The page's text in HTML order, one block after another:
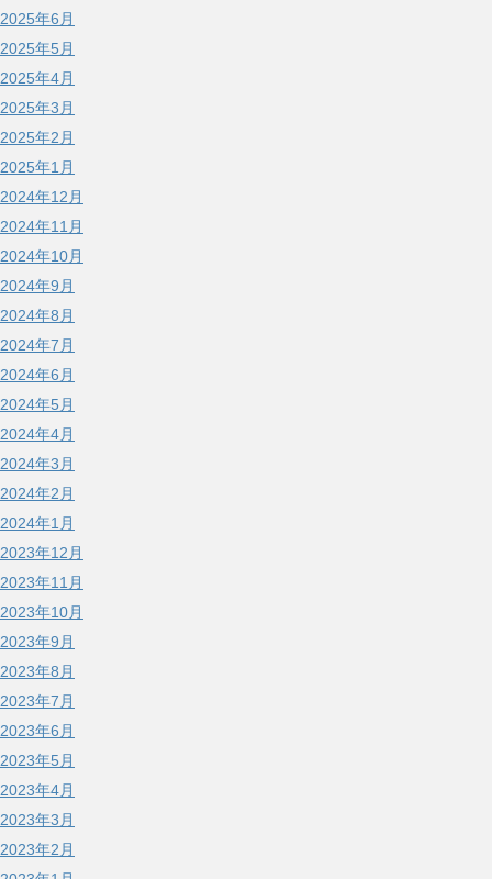
2025年6月
2025年5月
2025年4月
2025年3月
2025年2月
2025年1月
2024年12月
2024年11月
2024年10月
2024年9月
2024年8月
2024年7月
2024年6月
2024年5月
2024年4月
2024年3月
2024年2月
2024年1月
2023年12月
2023年11月
2023年10月
2023年9月
2023年8月
2023年7月
2023年6月
2023年5月
2023年4月
2023年3月
2023年2月